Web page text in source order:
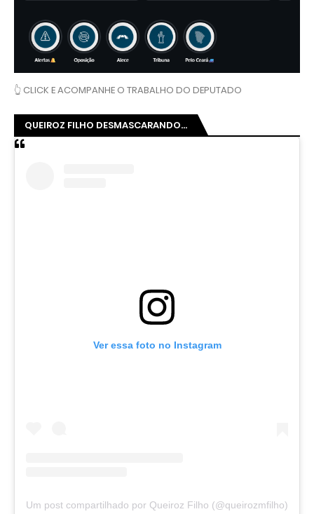
👆 CLICK E ACOMPANHE O TRABALHO DO DEPUTADO
QUEIROZ FILHO DESMASCARANDO...
Ver essa foto no Instagram
Um post compartilhado por Queiroz Filho (@queirozmfilho)